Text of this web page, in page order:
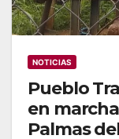
NOTICIAS
Pueblo
en
Palmas